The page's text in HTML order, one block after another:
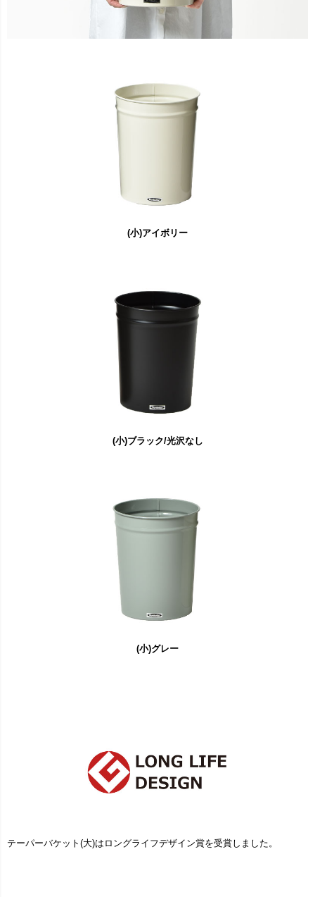
(小)アイボリー
(小)ブラック/光沢なし
(小)グレー
テーパーバケット(大)はロングライフデザイン賞を受賞しました。